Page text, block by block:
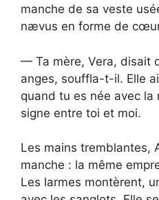
manche de sa veste
nævus en forme de
— Ta mère, Vera, disait
anges, souffla-t-il. Elle
quand tu es née avec la
signe entre toi et moi.
Les mains tremblantes,
manche : la même
Les larmes montèrent,